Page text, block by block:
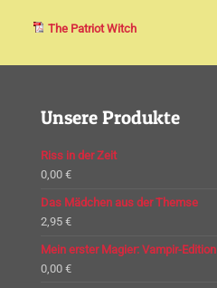
The Patriot Witch
Unsere Produkte
Riss in der Zeit
0,00 €
Das Mädchen aus der Themse
2,95 €
Mein erster Magier: Vampir-Edition
0,00 €